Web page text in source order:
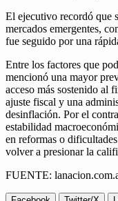
El ejecutivo recordó que
mercados emergentes,
fue seguido por una
Entre los factores que
mencionó una mayor
acceso más sostenido al
ajuste fiscal y una
desinflación. Por el
estabilidad
en reformas o
volver a presionar la
FUENTE: